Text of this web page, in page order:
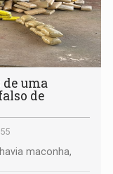
de uma
de
maconha,